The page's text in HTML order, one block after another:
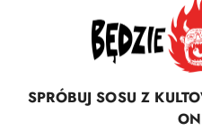
SPRÓBUJ SOSU Z